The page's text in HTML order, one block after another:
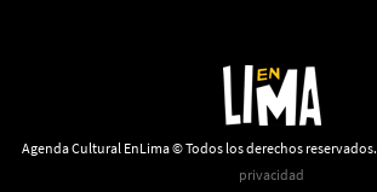
Agenda Cultural EnLima © Todos los derechos reservados.
privacidad